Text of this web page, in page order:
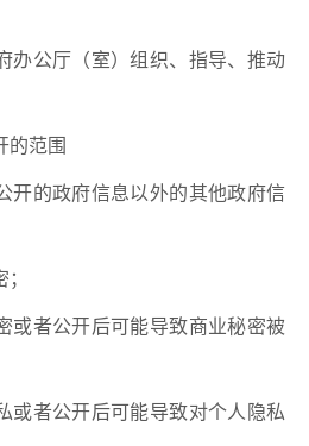
办公厅（室）组织、指导、推动
的范围
开的政府信息以外的其他政府信
或者公开后可能导致商业秘密被
或者公开后可能导致对个人隐私